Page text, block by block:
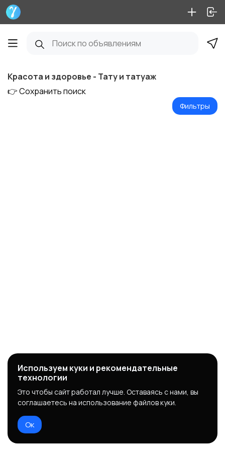
Красота и здоровье - Тату и татуаж
👉 Сохранить поиск
Фильтры
Используем куки и рекомендательные
технологии
Это чтобы сайт работал лучше. Оставаясь с нами, вы
соглашаетесь на использование файлов куки.
Ок